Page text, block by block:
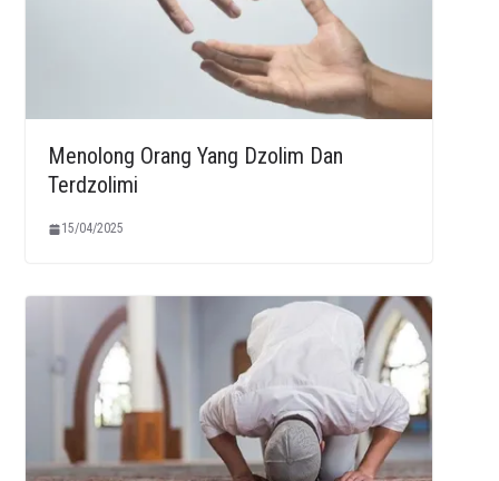
Menolong Orang Yang Dzolim Dan
Terdzolimi
15/04/2025